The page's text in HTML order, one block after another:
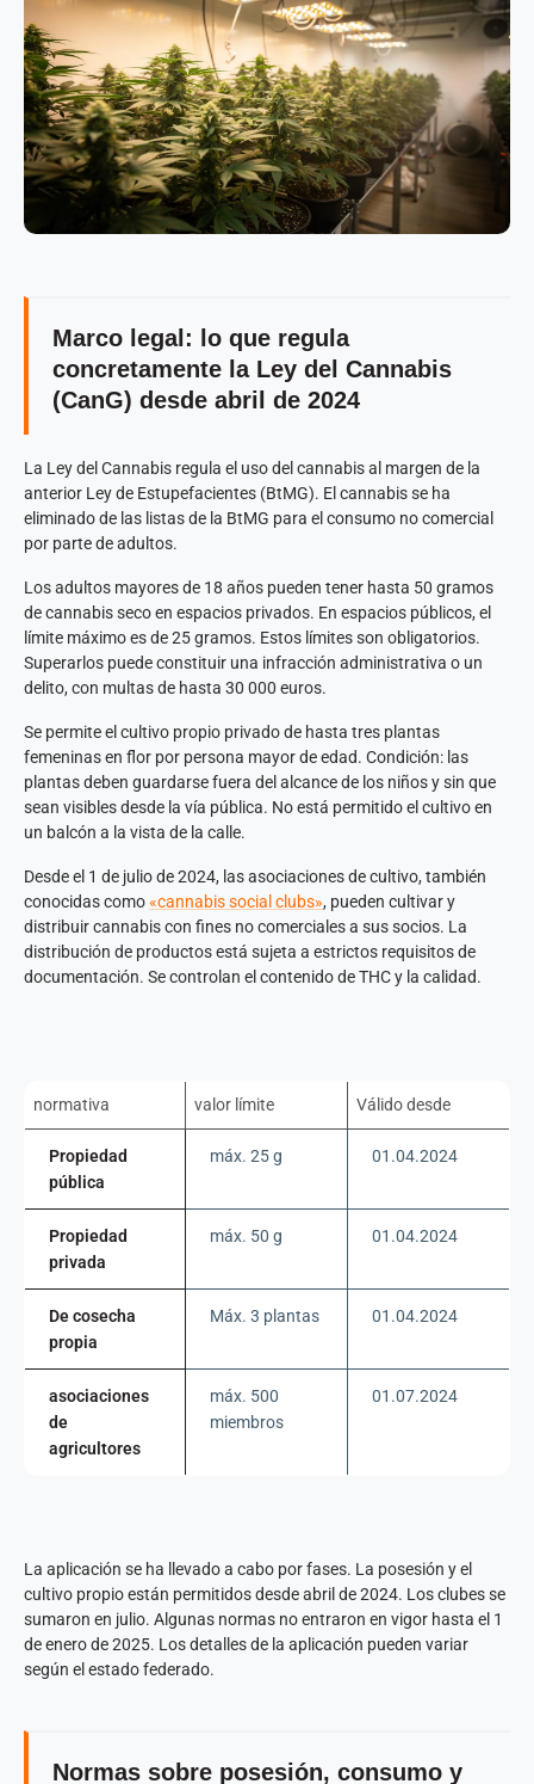
Marco legal: lo que regula
concretamente la Ley del Cannabis
(CanG) desde abril de 2024
La Ley del Cannabis regula el uso del cannabis al margen de la
anterior Ley de Estupefacientes (BtMG). El cannabis se ha
eliminado de las listas de la BtMG para el consumo no comercial
por parte de adultos.
Los adultos mayores de 18 años pueden tener hasta 50 gramos
de cannabis seco en espacios privados. En espacios públicos, el
límite máximo es de 25 gramos. Estos límites son obligatorios.
Superarlos puede constituir una infracción administrativa o un
delito, con multas de hasta 30 000 euros.
Se permite el cultivo propio privado de hasta tres plantas
femeninas en flor por persona mayor de edad. Condición: las
plantas deben guardarse fuera del alcance de los niños y sin que
sean visibles desde la vía pública. No está permitido el cultivo en
un balcón a la vista de la calle.
Desde el 1 de julio de 2024, las asociaciones de cultivo, también
conocidas como«cannabis social clubs», pueden cultivar y
distribuir cannabis con fines no comerciales a sus socios. La
distribución de productos está sujeta a estrictos requisitos de
documentación. Se controlan el contenido de THC y la calidad.
normativa valor límite Válido desde
Propiedad
pública
máx. 25 g 01.04.2024
Propiedad
privada
máx. 50 g 01.04.2024
De cosecha
propia
Máx. 3 plantas 01.04.2024
asociaciones
de
agricultores
máx. 500
miembros
01.07.2024
La aplicación se ha llevado a cabo por fases. La posesión y el
cultivo propio están permitidos desde abril de 2024. Los clubes se
sumaron en julio. Algunas normas no entraron en vigor hasta el 1
de enero de 2025. Los detalles de la aplicación pueden variar
según el estado federado.
Normas sobre posesión, consumo y